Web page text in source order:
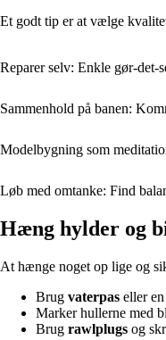
Et godt tip er at vælge
Reparer selv: Enkle gør-
Sammenhold på banen:
Modelbygning som
Løb med omtanke: Find
Hæng hylder og
At hænge noget op lige og
Brug vaterpas eller
Marker hullerne med
Brug rawlplugs og